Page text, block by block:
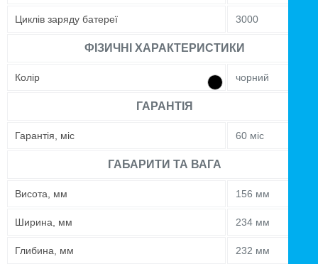
Циклів заряду батереї 3000
ФІЗИЧНІ ХАРАКТЕРИСТИКИ
Колір чорний
ГАРАНТІЯ
Гарантія, міс 60 міс
ГАБАРИТИ ТА ВАГА
Висота, мм 156 мм
Ширина, мм 234 мм
Глибина, мм 232 мм